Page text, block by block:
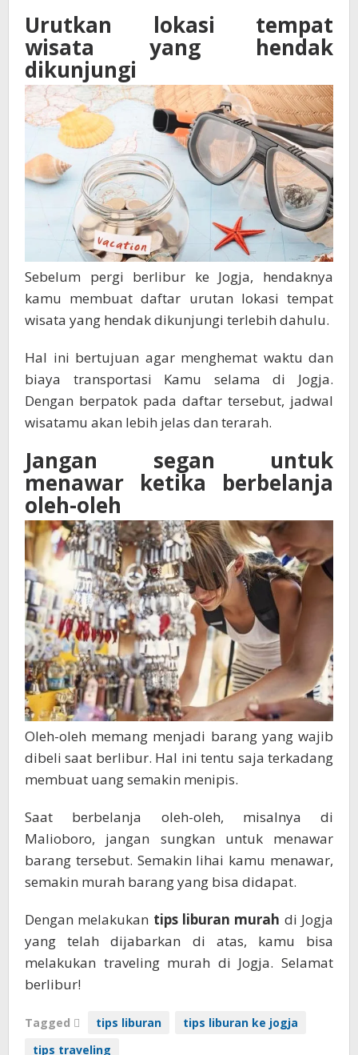
Urutkan lokasi tempat
wisata yang hendak
dikunjungi
Sebelum pergi berlibur ke Jogja, hendaknya
kamu membuat daftar urutan lokasi tempat
wisata yang hendak dikunjungi terlebih dahulu.
Hal ini bertujuan agar menghemat waktu dan
biaya transportasi Kamu selama di Jogja.
Dengan berpatok pada daftar tersebut, jadwal
wisatamu akan lebih jelas dan terarah.
Jangan segan untuk
menawar ketika berbelanja
oleh-oleh
Oleh-oleh memang menjadi barang yang wajib
dibeli saat berlibur. Hal ini tentu saja terkadang
membuat uang semakin menipis.
Saat berbelanja oleh-oleh, misalnya di
Malioboro, jangan sungkan untuk menawar
barang tersebut. Semakin lihai kamu menawar,
semakin murah barang yang bisa didapat.
Dengan melakukan tips liburan murah di Jogja
yang telah dijabarkan di atas, kamu bisa
melakukan traveling murah di Jogja. Selamat
berlibur!
Tagged tips liburan
tips liburan ke jogja
tips traveling